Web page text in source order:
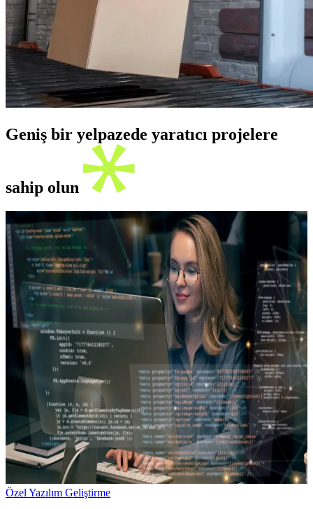
Geniş bir yelpazede yaratıcı projelere
sahip olun
Özel Yazılım Geliştirme